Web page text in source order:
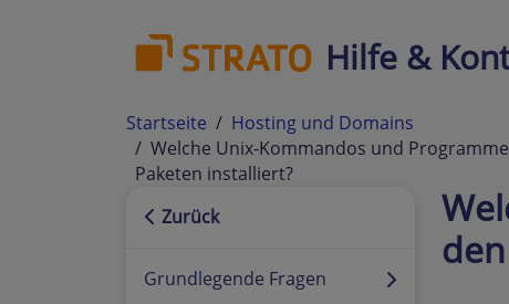
Hilfe &
Startseite
Hosting und Domains
Welche Unix-Kommandos und
Paketen installiert?
Zurück
Grundlegende Fragen